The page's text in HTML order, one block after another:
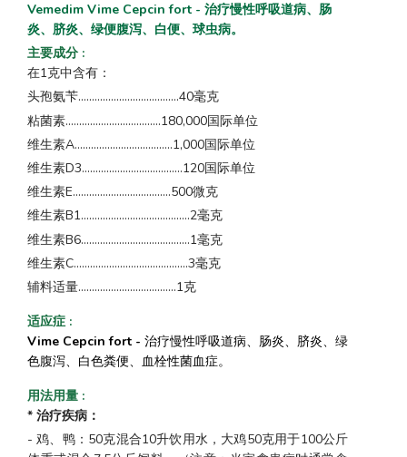
Vemedim Vime Cepcin fort - 治疗慢性呼吸道病、肠
炎、脐炎、绿便腹泻、白便、球虫病。
主要成分 :
在1克中含有：
头孢氨苄.....................................40毫克
粘菌素...................................180,000国际单位
维生素A....................................1,000国际单位
维生素D3.....................................120国际单位
维生素E....................................500微克
维生素B1........................................2毫克
维生素B6........................................1毫克
维生素C..........................................3毫克
辅料适量....................................1克
适应症 :
Vime Cepcin fort - 治疗慢性呼吸道病、肠炎、脐炎、绿
色腹泻、白色粪便、血栓性菌血症。
用法用量 :
* 治疗疾病：
- 鸡、鸭：50克混合10升饮用水，大鸡50克用于100公斤